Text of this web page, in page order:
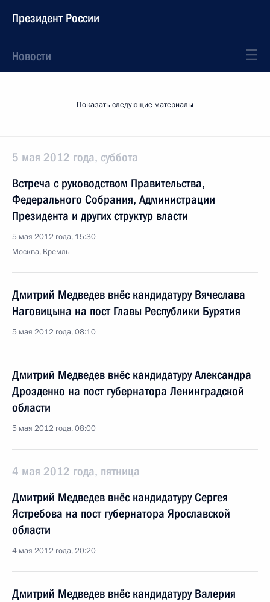
Президент России
Новости
Показать следующие материалы
5 мая 2012 года, суббота
Встреча с руководством Правительства,
Федерального Собрания, Администрации
Президента и других структур власти
5 мая 2012 года, 15:30
Москва, Кремль
Дмитрий Медведев внёс кандидатуру Вячеслава
Наговицына на пост Главы Республики Бурятия
5 мая 2012 года, 08:10
Дмитрий Медведев внёс кандидатуру Александра
Дрозденко на пост губернатора Ленинградской
области
5 мая 2012 года, 08:00
4 мая 2012 года, пятница
Дмитрий Медведев внёс кандидатуру Сергея
Ястребова на пост губернатора Ярославской
области
4 мая 2012 года, 20:20
Дмитрий Медведев внёс кандидатуру Валерия